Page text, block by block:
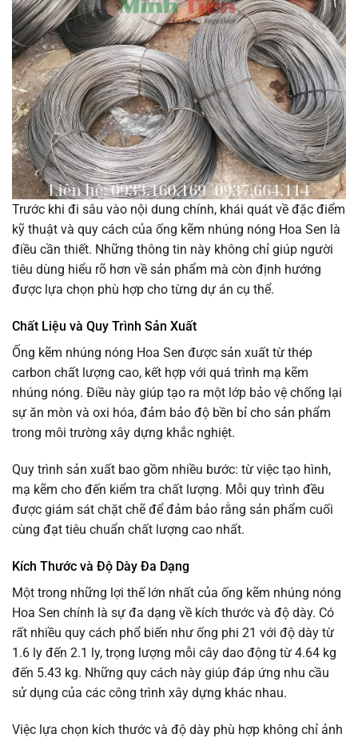
Trước khi đi sâu vào nội dung chính, khái quát về đặc điểm
kỹ thuật và quy cách của ống kẽm nhúng nóng Hoa Sen là
điều cần thiết. Những thông tin này không chỉ giúp người
tiêu dùng hiểu rõ hơn về sản phẩm mà còn định hướng
được lựa chọn phù hợp cho từng dự án cụ thể.
Chất Liệu và Quy Trình Sản Xuất
Ống kẽm nhúng nóng Hoa Sen được sản xuất từ thép
carbon chất lượng cao, kết hợp với quá trình mạ kẽm
nhúng nóng. Điều này giúp tạo ra một lớp bảo vệ chống lại
sự ăn mòn và oxi hóa, đảm bảo độ bền bỉ cho sản phẩm
trong môi trường xây dựng khắc nghiệt.
Quy trình sản xuất bao gồm nhiều bước: từ việc tạo hình,
mạ kẽm cho đến kiểm tra chất lượng. Mỗi quy trình đều
được giám sát chặt chẽ để đảm bảo rằng sản phẩm cuối
cùng đạt tiêu chuẩn chất lượng cao nhất.
Kích Thước và Độ Dày Đa Dạng
Một trong những lợi thế lớn nhất của ống kẽm nhúng nóng
Hoa Sen chính là sự đa dạng về kích thước và độ dày. Có
rất nhiều quy cách phổ biến như ống phi 21 với độ dày từ
1.6 ly đến 2.1 ly, trọng lượng mỗi cây dao động từ 4.64 kg
đến 5.43 kg. Những quy cách này giúp đáp ứng nhu cầu
sử dụng của các công trình xây dựng khác nhau.
Việc lựa chọn kích thước và độ dày phù hợp không chỉ ảnh